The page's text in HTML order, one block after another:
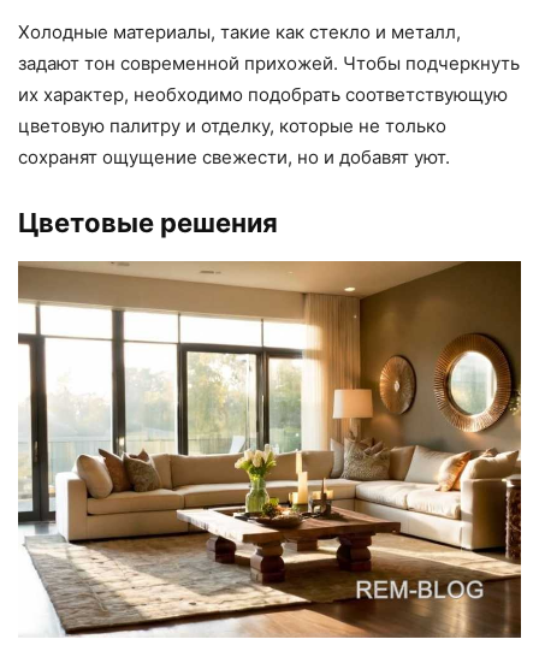
Холодные материалы, такие как стекло и металл,
задают тон современной прихожей. Чтобы подчеркнуть
их характер, необходимо подобрать соответствующую
цветовую палитру и отделку, которые не только
сохранят ощущение свежести, но и добавят уют.
Цветовые решения